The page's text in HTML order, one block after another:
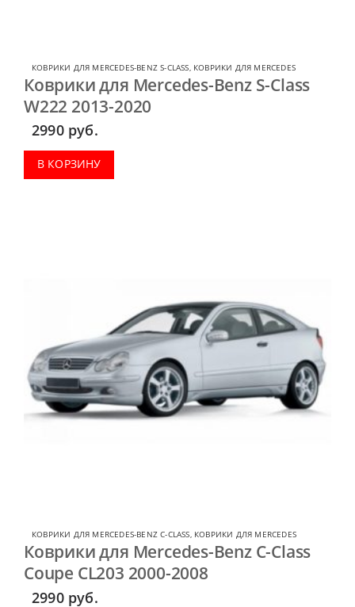
КОВРИКИ ДЛЯ MERCEDES-BENZ S-CLASS, КОВРИКИ ДЛЯ MERCEDES
Коврики для Mercedes-Benz S-Class
W222 2013-2020
2990 руб.
В КОРЗИНУ
КОВРИКИ ДЛЯ MERCEDES-BENZ C-CLASS, КОВРИКИ ДЛЯ MERCEDES
Коврики для Mercedes-Benz C-Class
Coupe CL203 2000-2008
2990 руб.